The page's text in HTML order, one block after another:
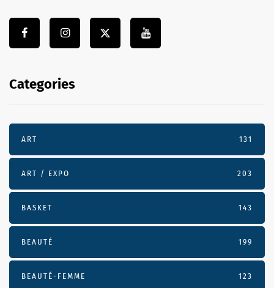
Categories
ART 131
ART / EXPO 203
BASKET 143
BEAUTÉ 199
BEAUTÉ-FEMME 123